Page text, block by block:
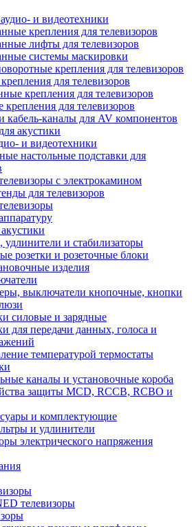
и видеотехники
крепления для телевизоров
лифты для телевизоров
системы маскировки
крепления для телевизоров
для телевизоров
крепления для телевизоров
для телевизоров
кабель-каналы для AV компонентов
акустики
и видеотехники
настольные подставки для
с электрокамином
для телевизоров
удлинители и стабилизаторы
розетки и розеточные блоки
изделия
выключатели кнопочные, кнопки
силовые и зарядные
для передачи данных, голоса и
температурой термостаты
каналы и установочные короба
защиты MCD, RCCB, RCBO и
и комплектующие
и удлинители
электрического напряжения
телевизоры